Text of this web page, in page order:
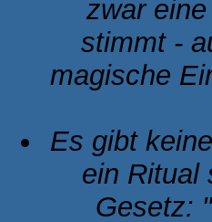
zwar
stimmt -
magische
Es gibt
ein Ritual
Gesetz: